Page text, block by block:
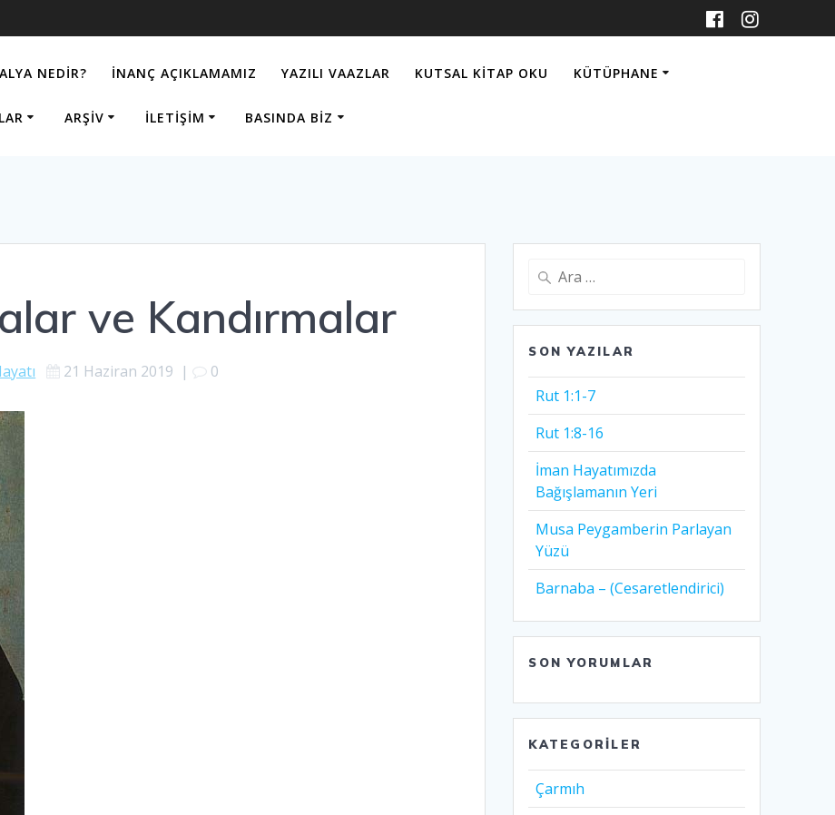
NEDIR? İNANÇ AÇIKLAMAMIZ YAZILI VAAZLAR KUTSAL KITAP OKU KÜTÜPHANE
ARŞIV İLETIŞIM BASINDA BIZ
ve Kandırmalar
21 Haziran 2019 | 0
Arama:
SON YAZILAR
Rut 1:1-7
Rut 1:8-16
İman Hayatımızda
Bağışlamanın Yeri
Musa Peygamberin Parlayan
Yüzü
Barnaba – (Cesaretlendirici)
SON YORUMLAR
KATEGORILER
Çarmıh​